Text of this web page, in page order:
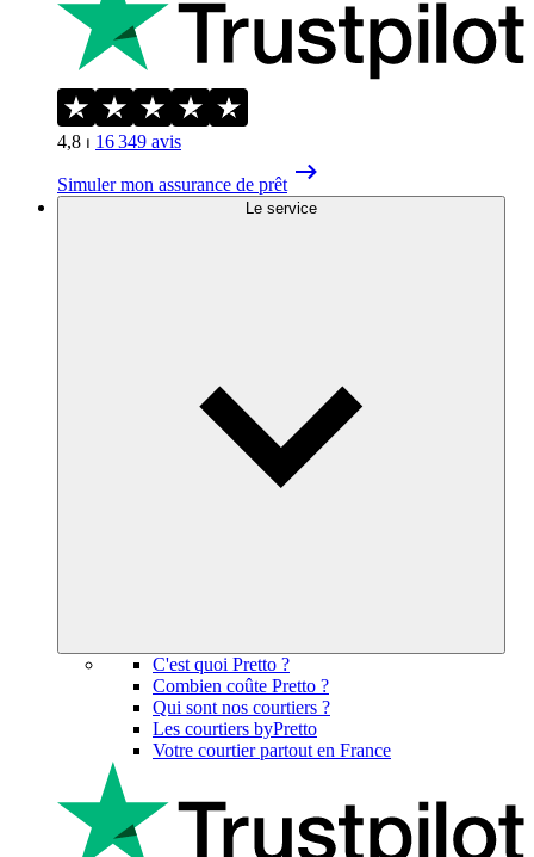
4,8 ⏐ 16 349 avis
Simuler mon assurance de prêt
Le service
C'est quoi Pretto ?
Combien coûte Pretto ?
Qui sont nos courtiers ?
Les courtiers byPretto
Votre courtier partout en France